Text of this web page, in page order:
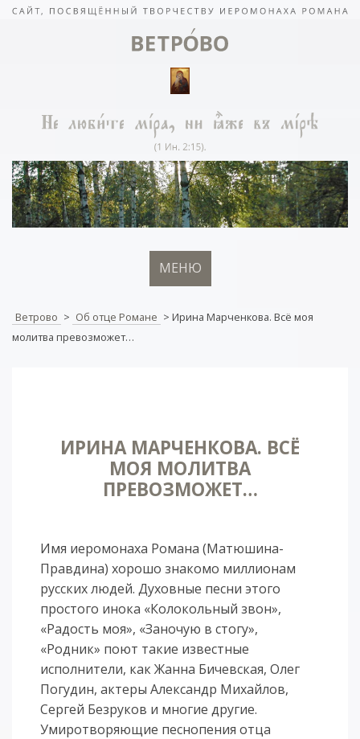
МЕНЮ
Ветрово > Об отце Романе > Ирина Марченкова. Всё моя
молитва превозможет…
ИРИНА МАРЧЕНКОВА. ВСЁ
МОЯ МОЛИТВА
ПРЕВОЗМОЖЕТ…
Имя иеромонаха Романа (Матюшина-
Правдина) хорошо знакомо миллионам
русских людей. Духовные песни этого
простого инока «Колокольный звон»,
«Радость моя», «Заночую в стогу»,
«Родник» поют такие известные
исполнители, как Жанна Бичевская, Олег
Погудин, актеры Александр Михайлов,
Сергей Безруков и многие другие.
Умиротворяющие песнопения отца